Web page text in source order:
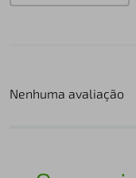
Nenhuma avaliação